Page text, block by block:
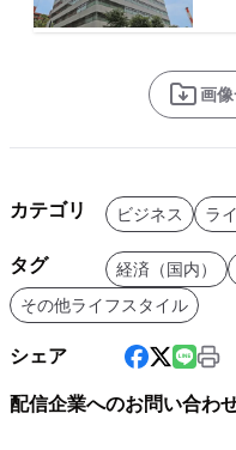
画
カテゴリ ビジネス ラ
タグ 経済（国内）
その他ライフスタイル
シェア
配信企業へのお問い合わ